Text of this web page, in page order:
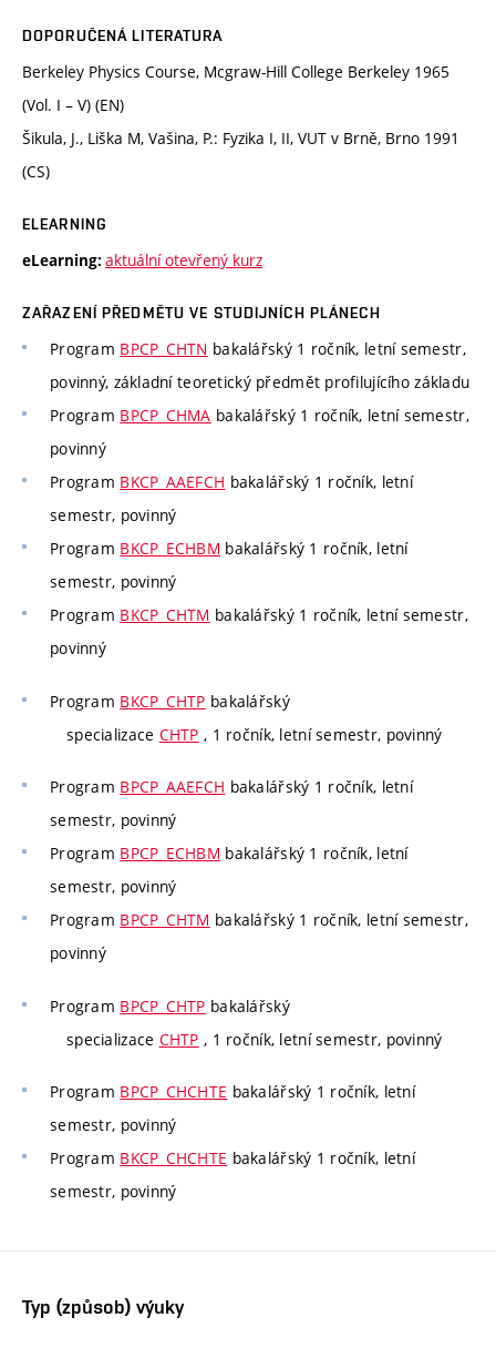
DOPORUČENÁ LITERATURA
Berkeley Physics Course, Mcgraw-Hill College Berkeley 1965
(Vol. I – V) (EN)
Šikula, J., Liška M, Vašina, P.: Fyzika I, II, VUT v Brně, Brno 1991
(CS)
ELEARNING
eLearning: aktuální otevřený kurz
ZAŘAZENÍ PŘEDMĚTU VE STUDIJNÍCH PLÁNECH
Program BPCP_CHTN bakalářský 1 ročník, letní semestr,
povinný, základní teoretický předmět profilujícího základu
Program BPCP_CHMA bakalářský 1 ročník, letní semestr,
povinný
Program BKCP_AAEFCH bakalářský 1 ročník, letní
semestr, povinný
Program BKCP_ECHBM bakalářský 1 ročník, letní
semestr, povinný
Program BKCP_CHTM bakalářský 1 ročník, letní semestr,
povinný
Program BKCP_CHTP bakalářský
specializace CHTP , 1 ročník, letní semestr, povinný
Program BPCP_AAEFCH bakalářský 1 ročník, letní
semestr, povinný
Program BPCP_ECHBM bakalářský 1 ročník, letní
semestr, povinný
Program BPCP_CHTM bakalářský 1 ročník, letní semestr,
povinný
Program BPCP_CHTP bakalářský
specializace CHTP , 1 ročník, letní semestr, povinný
Program BPCP_CHCHTE bakalářský 1 ročník, letní
semestr, povinný
Program BKCP_CHCHTE bakalářský 1 ročník, letní
semestr, povinný
Typ (způsob) výuky